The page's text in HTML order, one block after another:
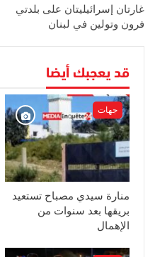
غارتان إسرائيليتان على بلدتي
فرون وتولين في لبنان
قد يعجبك أيضا
جهات
منارة سيدي مصباح تستعيد
بريقها بعد سنوات من
الإهمال